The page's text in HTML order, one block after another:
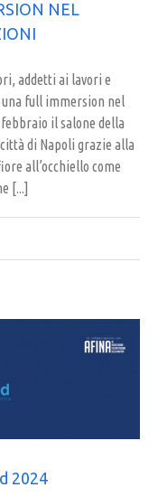
NEL
addetti ai lavori e
full immersion nel
il salone della
di Napoli grazie alla
all’occhiello come
[...]
2024